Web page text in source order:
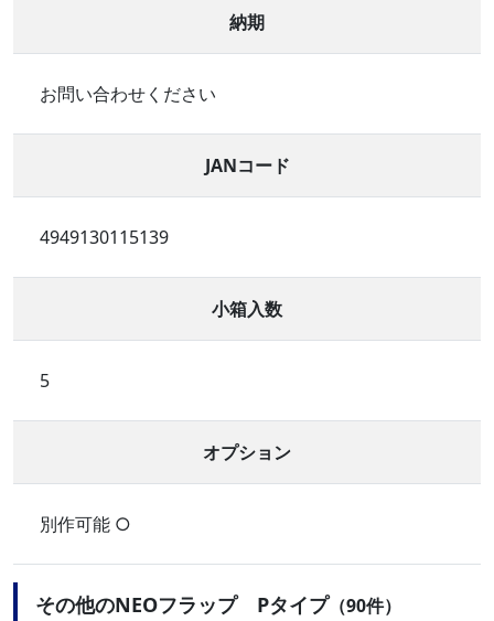
納期
お問い合わせください
JANコード
4949130115139
小箱入数
5
オプション
別作可能 ○
その他のNEOフラップ Pタイプ（90件）